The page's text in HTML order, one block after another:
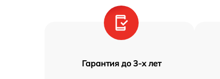
Гарантия до 3-х лет